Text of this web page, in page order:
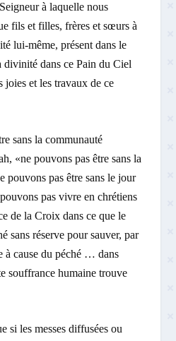
à laquelle nous
fils et filles, frères et sœurs à
lui-même, présent dans le
divinité dans ce Pain du Ciel
joies et les travaux de ce
sans la communauté
«ne pouvons pas être sans la
pouvons pas être sans le jour
pas vivre en chrétiens
de la Croix dans ce que le
sans réserve pour sauver, par
à cause du péché … dans
souffrance humaine trouve
si les messes diffusées ou